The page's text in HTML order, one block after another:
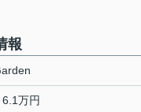
報
万円